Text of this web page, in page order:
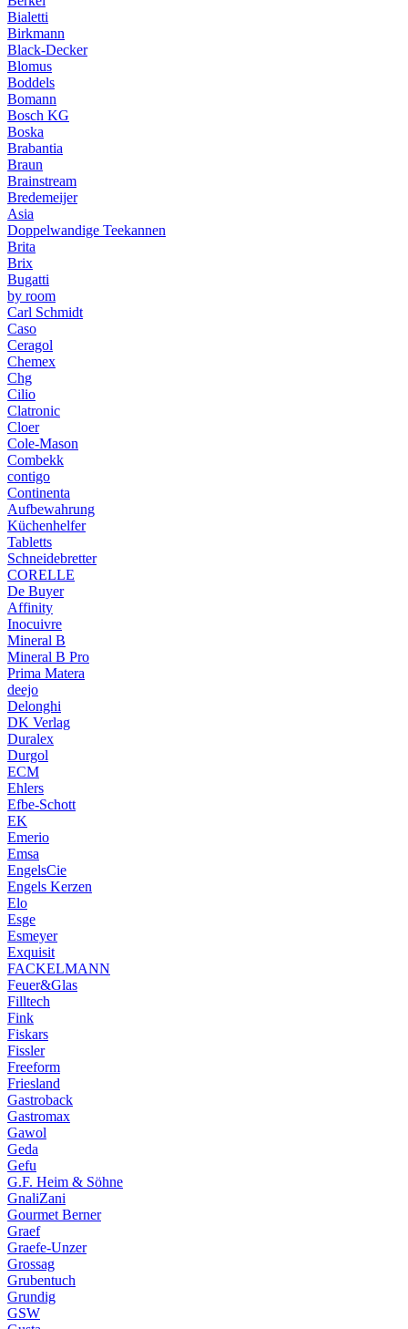
Bialetti
Birkmann
Black-Decker
Blomus
Boddels
Bomann
Bosch KG
Boska
Brabantia
Braun
Brainstream
Bredemeijer
Asia
Doppelwandige Teekannen
Brita
Brix
Bugatti
by room
Carl Schmidt
Caso
Ceragol
Chemex
Chg
Cilio
Clatronic
Cloer
Cole-Mason
Combekk
contigo
Continenta
Aufbewahrung
Küchenhelfer
Tabletts
Schneidebretter
CORELLE
De Buyer
Affinity
Inocuivre
Mineral B
Mineral B Pro
Prima Matera
deejo
Delonghi
DK Verlag
Duralex
Durgol
ECM
Ehlers
Efbe-Schott
EK
Emerio
Emsa
EngelsCie
Engels Kerzen
Elo
Esge
Esmeyer
Exquisit
FACKELMANN
Feuer&Glas
Filltech
Fink
Fiskars
Fissler
Freeform
Friesland
Gastroback
Gastromax
Gawol
Geda
Gefu
G.F. Heim & Söhne
GnaliZani
Gourmet Berner
Graef
Graefe-Unzer
Grossag
Grubentuch
Grundig
GSW